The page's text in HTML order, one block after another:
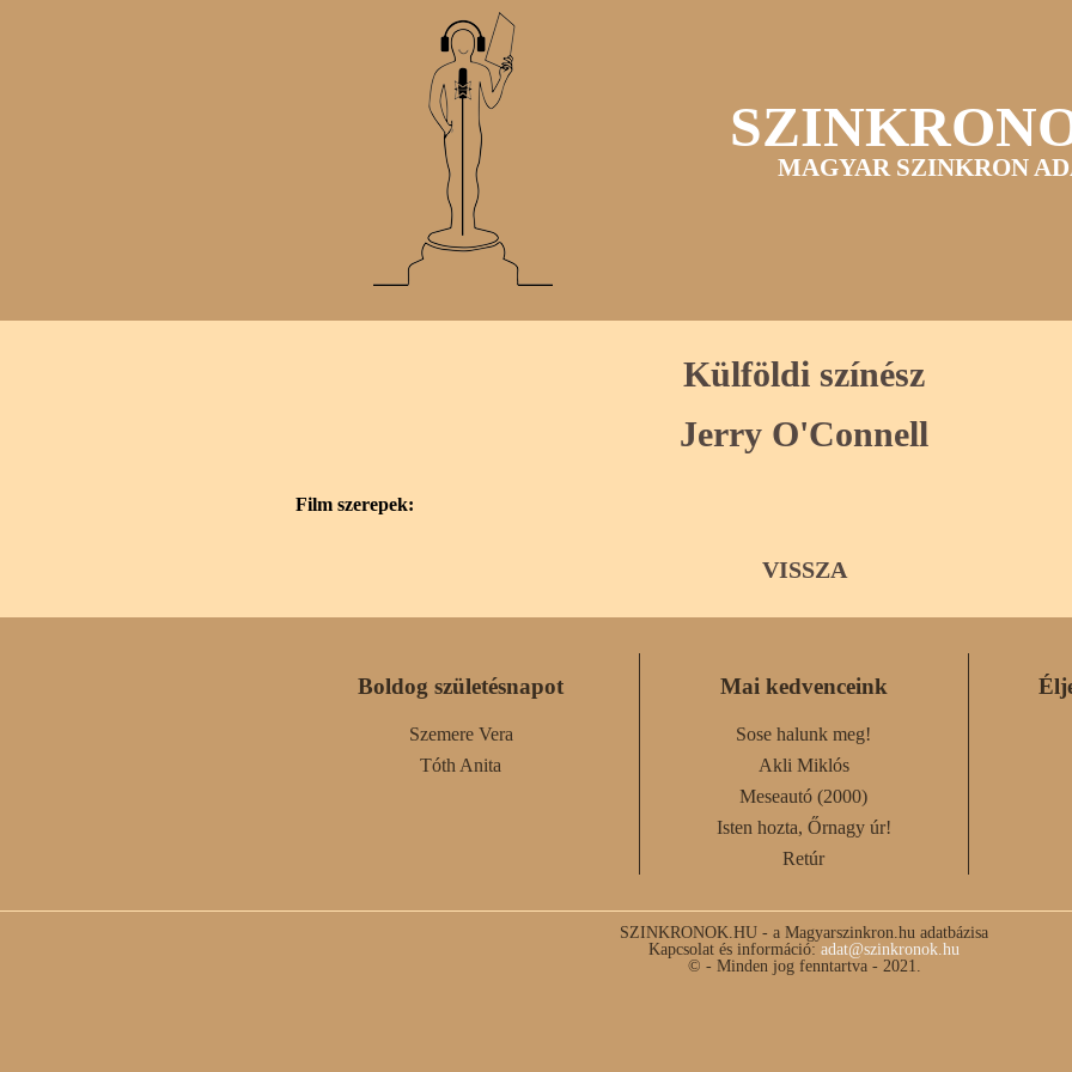
MAGYAR SZINKRON
Külföldi színész
Jerry O'Connell
Film szerepek:
VISSZA
Boldog születésnapot
Szemere Vera
Tóth Anita
Mai kedvenceink
Sose halunk meg!
Akli Miklós
Meseautó (2000)
Isten hozta, Őrnagy úr!
Retúr
SZINKRONOK.HU - a Magyarszinkron.hu adatbázisa
Kapcsolat és információ: adat@szinkronok.hu
© - Minden jog fenntartva - 2021.